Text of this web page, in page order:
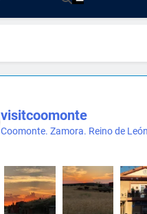
visitcoomonte
Coomonte. Zamora. Reino de